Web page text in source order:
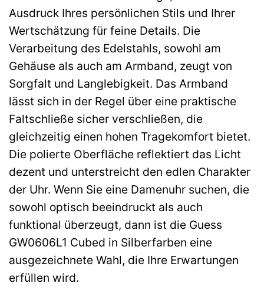
Ausdruck Ihres persönlichen Stils und Ihrer
Wertschätzung für feine Details. Die
Verarbeitung des Edelstahls, sowohl am
Gehäuse als auch am Armband, zeugt von
Sorgfalt und Langlebigkeit. Das Armband
lässt sich in der Regel über eine praktische
Faltschließe sicher verschließen, die
gleichzeitig einen hohen Tragekomfort bietet.
Die polierte Oberfläche reflektiert das Licht
dezent und unterstreicht den edlen Charakter
der Uhr. Wenn Sie eine Damenuhr suchen, die
sowohl optisch beeindruckt als auch
funktional überzeugt, dann ist die Guess
GW0606L1 Cubed in Silberfarben eine
ausgezeichnete Wahl, die Ihre Erwartungen
erfüllen wird.